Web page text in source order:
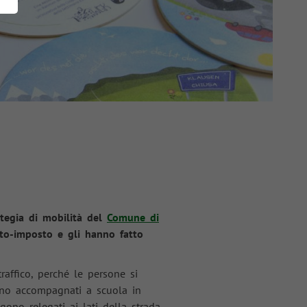
di mobilità del Comune di
imposto e gli hanno fatto
perché le persone si
accompagnati a scuola in